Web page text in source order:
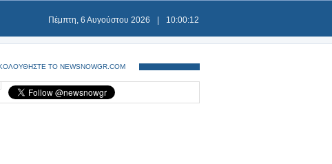
Πέμπτη, 6 Αυγούστου 2026 10:00:13
ΤΟ NEWSNOWGR.COM